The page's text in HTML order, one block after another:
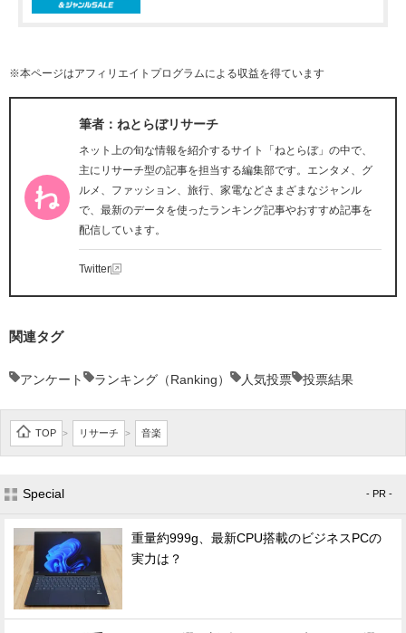
※本ページはアフィリエイトプログラムによる収益を得ています
筆者：ねとらぼリサーチ
ネット上の旬な情報を紹介するサイト「ねとらぼ」の中で、
主にリサーチ型の記事を担当する編集部です。エンタメ、グ
ルメ、ファッション、旅行、家電などさまざまなジャンル
で、最新のデータを使ったランキング記事やおすすめ記事を
配信しています。
Twitter
関連タグ
アンケート ランキング（Ranking） 人気投票 投票結果
TOP > リサーチ > 音楽
Special - PR -
重量約999g、最新CPU搭載のビジネスPCの
実力は？